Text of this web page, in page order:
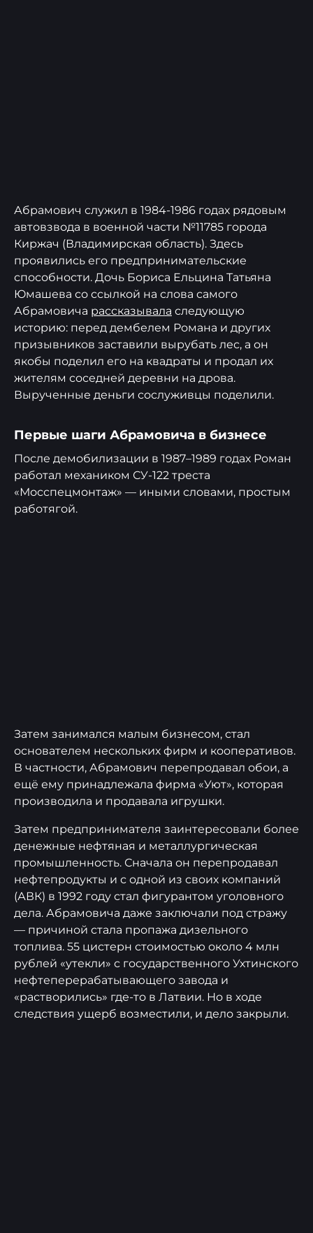
Абрамович служил в 1984-1986 годах рядовым
автовзвода в военной части №11785 города
Киржач (Владимирская область). Здесь
проявились его предпринимательские
способности. Дочь Бориса Ельцина Татьяна
Юмашева со ссылкой на слова самого
Абрамовича рассказывала следующую
историю: перед дембелем Романа и других
призывников заставили вырубать лес, а он
якобы поделил его на квадраты и продал их
жителям соседней деревни на дрова.
Вырученные деньги сослуживцы поделили.
Первые шаги Абрамовича в бизнесе
После демобилизации в 1987–1989 годах Роман
работал механиком СУ-122 треста
«Мосспецмонтаж» — иными словами, простым
работягой.
Затем занимался малым бизнесом, стал
основателем нескольких фирм и кооперативов.
В частности, Абрамович перепродавал обои, а
ещё ему принадлежала фирма «Уют», которая
производила и продавала игрушки.
Затем предпринимателя заинтересовали более
денежные нефтяная и металлургическая
промышленность. Сначала он перепродавал
нефтепродукты и с одной из своих компаний
(АВК) в 1992 году стал фигурантом уголовного
дела. Абрамовича даже заключали под стражу
— причиной стала пропажа дизельного
топлива. 55 цистерн стоимостью около 4 млн
рублей «утекли» с государственного Ухтинского
нефтеперерабатывающего завода и
«растворились» где-то в Латвии. Но в ходе
следствия ущерб возместили, и дело закрыли.